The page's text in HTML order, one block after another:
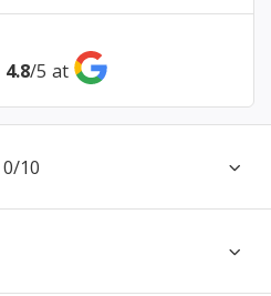
4.8/5 at
0/10